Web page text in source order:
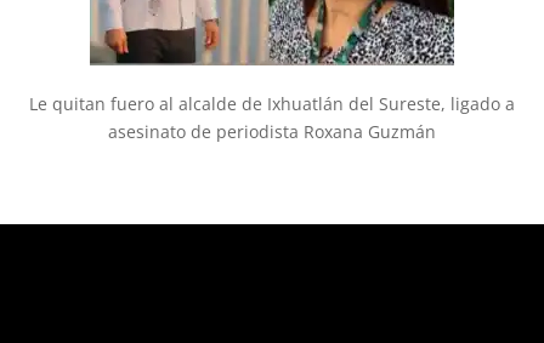
Le quitan fuero al alcalde de Ixhuatlán del Sureste, ligado a
asesinato de periodista Roxana Guzmán